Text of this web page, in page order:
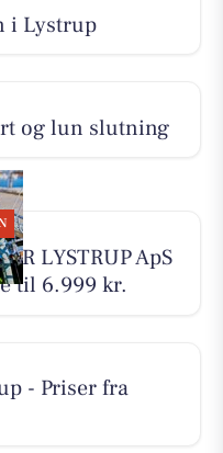
i Lystrup
og lun slutning
LYSTRUP ApS
til 6.999 kr.
- Priser fra